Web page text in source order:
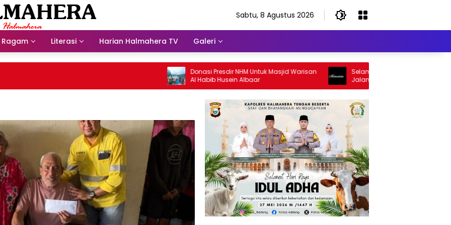
Sabtu, 8 Agustus 2026
Ragam Literasi Harian Halmahera TV Galeri
Donasi Presdir NHM Untuk Masjid Warisan
Al Habib Husein Albaar
Selamat Jalan Sang Inspirator,
Jalan Abangku Yuslam Idris